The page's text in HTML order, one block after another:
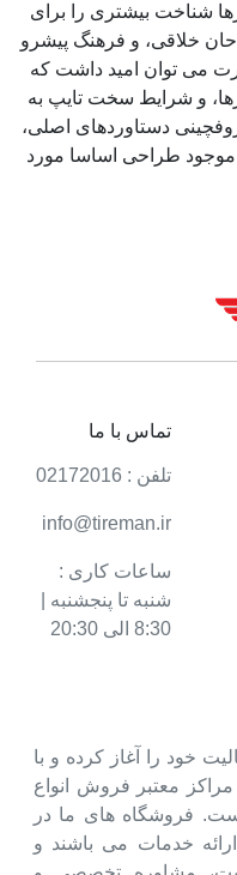
شناخت بیشتری را برای
خلاقی، و فرهنگ پیشرو
می توان امید داشت که
و شرایط سخت تایپ به
دستاوردهای اصلی،
موجود طراحی اساسا مورد
تایر ما از سال ۱۳۶۵ فعالیت خود را آغاز کرده و با
معتبر فروش انواع
فروشگاه های ما در
خدمات می باشند و
تماس با ما
تلفن : 02172016
info@tireman.ir
ساعات کاری :
شنبه تا پنجشنبه |
8:30 الی 20:30